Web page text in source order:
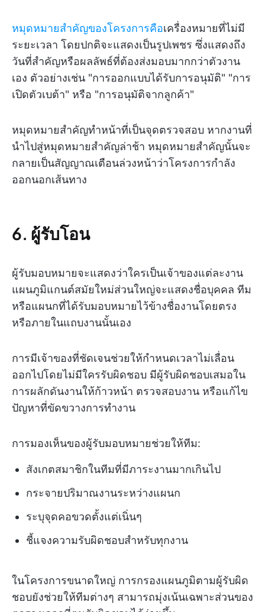
หมุดหมายสำคัญของโครงการคือเครื่องหมายที่ไม่มี
ระยะเวลา โดยปกติจะแสดงเป็นรูปเพชร ซึ่งแสดงถึง
วันที่สำคัญหรือผลลัพธ์ที่ต้องส่งมอบมากกว่าตัวงาน
เอง ตัวอย่างเช่น "การออกแบบได้รับการอนุมัติ" "การ
เปิดตัวเบต้า" หรือ "การอนุมัติจากลูกค้า"
หมุดหมายสำคัญทำหน้าที่เป็นจุดตรวจสอบ หากงานที่
นำไปสู่หมุดหมายสำคัญล่าช้า หมุดหมายสำคัญนั้นจะ
กลายเป็นสัญญาณเตือนล่วงหน้าว่าโครงการกำลัง
ออกนอกเส้นทาง
6. ผู้รับโอน
ผู้รับมอบหมายจะแสดงว่าใครเป็นเจ้าของแต่ละงาน
แผนภูมิแกนต์สมัยใหม่ส่วนใหญ่จะแสดงชื่อบุคคล ทีม
หรือแผนกที่ได้รับมอบหมายไว้ข้างชื่องานโดยตรง
หรือภายในแถบงานนั้นเอง
การมีเจ้าของที่ชัดเจนช่วยให้กำหนดเวลาไม่เลื่อน
ออกไปโดยไม่มีใครรับผิดชอบ มีผู้รับผิดชอบเสมอใน
การผลักดันงานให้ก้าวหน้า ตรวจสอบงาน หรือแก้ไข
ปัญหาที่ขัดขวางการทำงาน
การมองเห็นของผู้รับมอบหมายช่วยให้ทีม:
สังเกตสมาชิกในทีมที่มีภาระงานมากเกินไป
กระจายปริมาณงานระหว่างแผนก
ระบุจุดคอขวดตั้งแต่เนิ่นๆ
ชี้แจงความรับผิดชอบสำหรับทุกงาน
ในโครงการขนาดใหญ่ การกรองแผนภูมิตามผู้รับผิด
ชอบยังช่วยให้ทีมต่างๆ สามารถมุ่งเน้นเฉพาะส่วนของ